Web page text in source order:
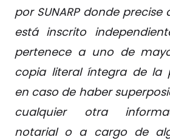
por SUNARP donde
está inscrito
pertenece a uno de
copia literal íntegra de la
en caso de haber
cualquier otra
notarial o a cargo de